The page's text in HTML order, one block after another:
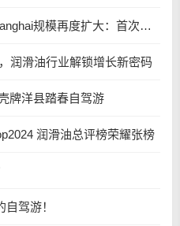
3、2025年Automechanika Shanghai规模再度扩大：首次启用国家会展中心（上海）全部15个展馆
润滑油行业解锁增长新密码​
牌洋县踏春自驾游
润滑油总评榜荣耀张榜
驾游！